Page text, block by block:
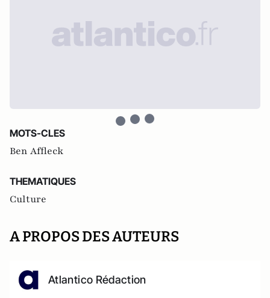
MOTS-CLES
Ben Affleck
THEMATIQUES
Culture
A PROPOS DES AUTEURS
Atlantico Rédaction